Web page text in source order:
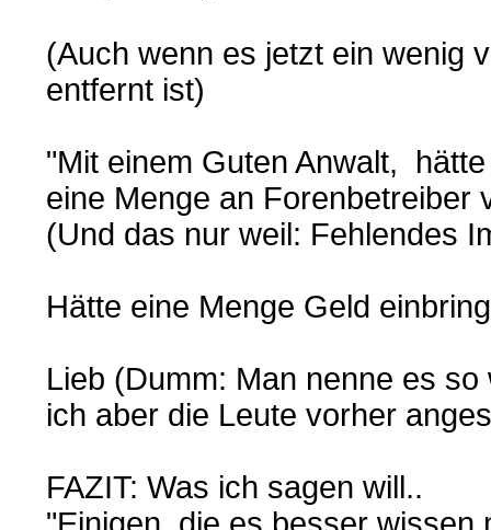
(Auch wenn es jetzt ein wenig
entfernt ist)
"Mit einem Guten Anwalt,
eine Menge an Forenbetreiber
(Und das nur weil: Fehlendes
Hätte eine Menge Geld
Lieb (Dumm: Man nenne es
ich aber die Leute vorher
FAZIT: Was ich sagen will..